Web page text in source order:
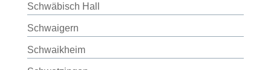
Schwäbisch Hall
Schwaigern
Schwaikheim